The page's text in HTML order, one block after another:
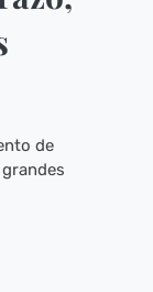
de